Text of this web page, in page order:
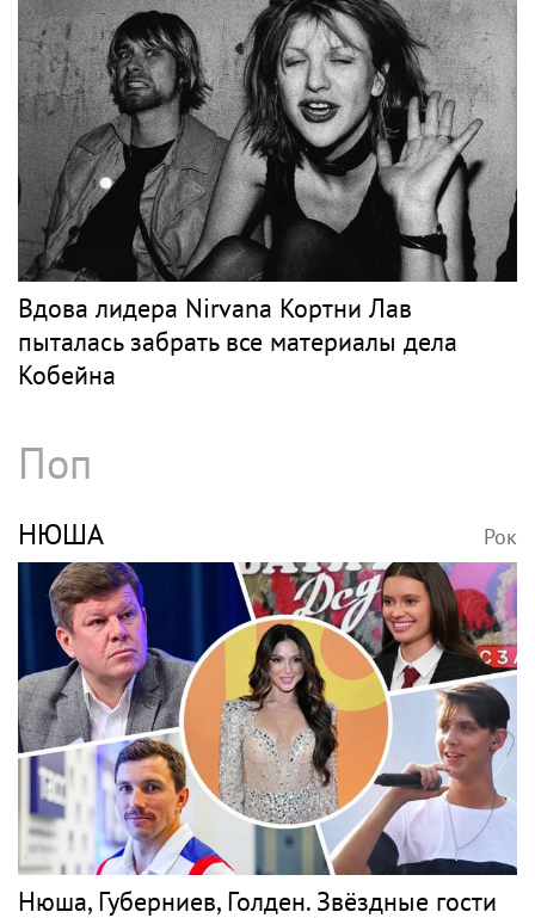
Рок
Весь рок
МАКАРЕВИЧ Рок
Омут или брод? Пьяный Андрей
Макаревич сиганул с моста в Москву-реку
NIRVANA Рок